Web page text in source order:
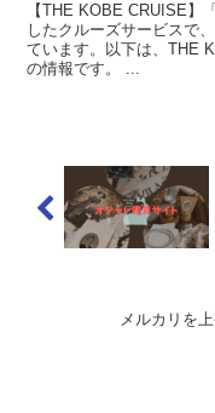
【THE KOBE CRUISE】
したクルーズサービスで
ています。以下は、THE
の情報です。 ...
メルカリを